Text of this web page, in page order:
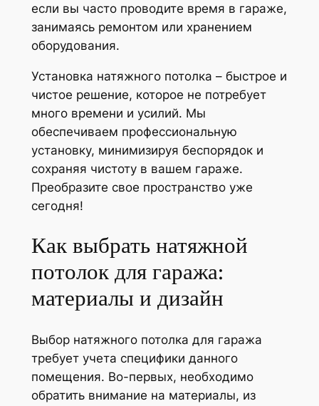
если вы часто проводите время в гараже,
занимаясь ремонтом или хранением
оборудования.
Установка натяжного потолка – быстрое и
чистое решение, которое не потребует
много времени и усилий. Мы
обеспечиваем профессиональную
установку, минимизируя беспорядок и
сохраняя чистоту в вашем гараже.
Преобразите свое пространство уже
сегодня!
Как выбрать натяжной
потолок для гаража:
материалы и дизайн
Выбор натяжного потолка для гаража
требует учета специфики данного
помещения. Во-первых, необходимо
обратить внимание на материалы, из